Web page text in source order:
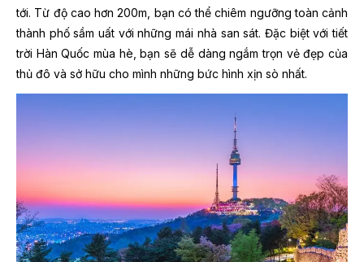
tới. Từ độ cao hơn 200m, bạn có thể chiêm ngưỡng toàn cảnh
thành phố sầm uất với những mái nhà san sát. Đặc biệt với tiết
trời Hàn Quốc mùa hè, bạn sẽ dễ dàng ngắm trọn vẻ đẹp của
thủ đô và sở hữu cho mình những bức hình xịn sò nhất.